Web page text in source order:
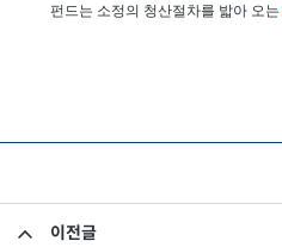
펀드는 소정의 청산절차를 밟아 오는
이전글